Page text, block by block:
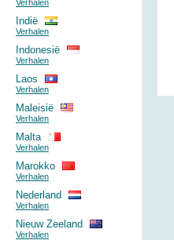
Verhalen
Indië
Verhalen
Indonesië
Verhalen
Laos
Verhalen
Maleisië
Verhalen
Malta
Verhalen
Marokko
Verhalen
Nederland
Verhalen
Nieuw Zeeland
Verhalen